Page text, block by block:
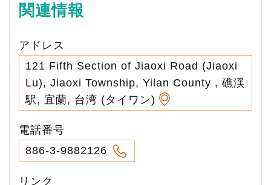
関連情報
アドレス
121 Fifth Section of Jiaoxi Road (Jiaoxi
Lu), Jiaoxi Township, Yilan County , 礁渓
駅, 宜蘭, 台湾 (タイワン)
電話番号
886-3-9882126
リンク